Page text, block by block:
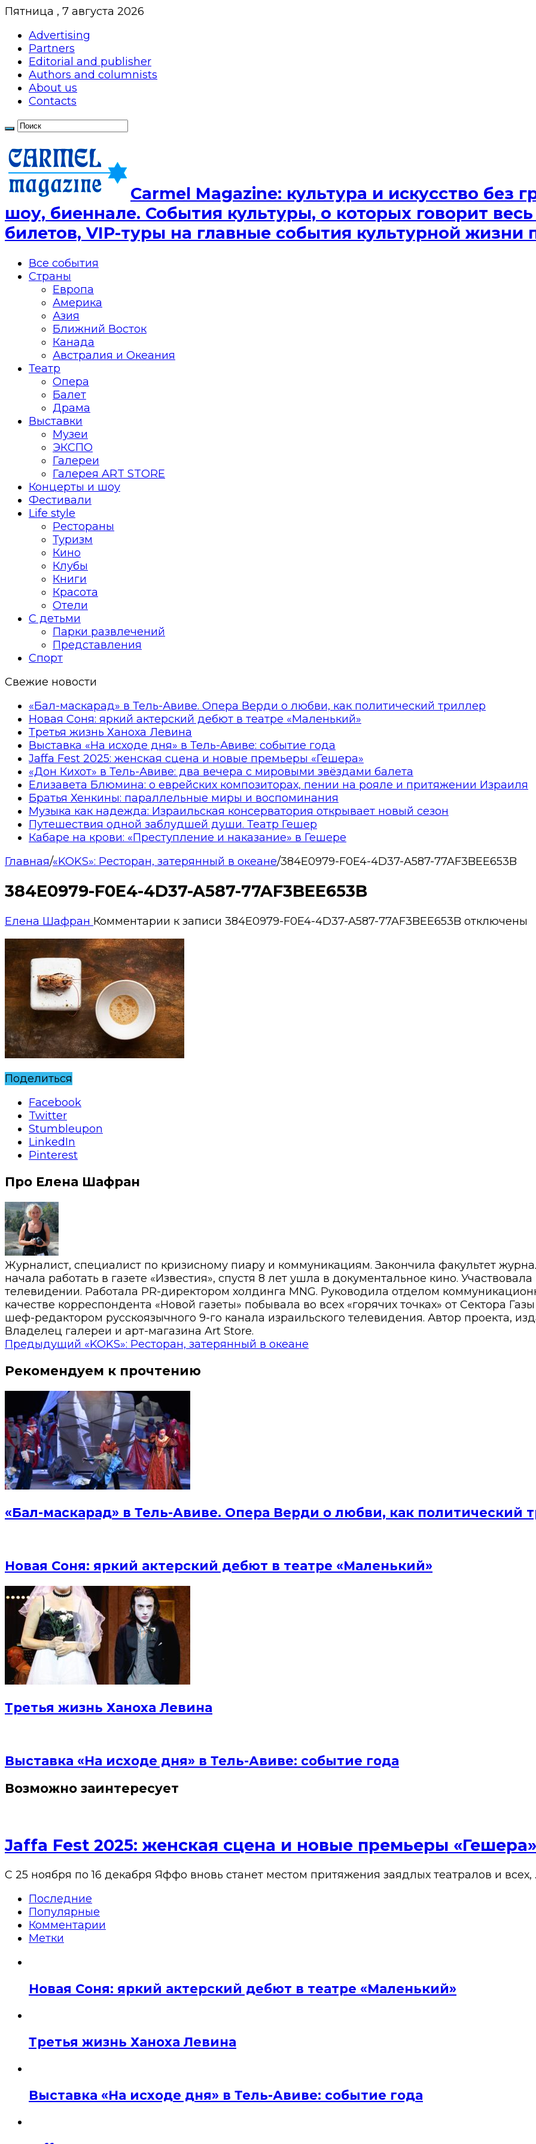
Пятница , 7 августа 2026
Advertising
Partners
Editorial and publisher
Authors and columnists
About us
Contacts
Сarmel Magazine: культура и искусство
шоу, биеннале. События культуры, о которых говорит
билетов, VIP-туры на главные события культурной жизни
Все события
Страны
Европа
Америка
Азия
Ближний Восток
Канада
Австралия и Океания
Театр
Опера
Балет
Драма
Выставки
Музеи
ЭКСПО
Галереи
Галерея ART STORE
Концерты и шоу
Фестивали
Life style
Рестораны
Туризм
Кино
Клубы
Книги
Красота
Отели
С детьми
Парки развлечений
Представления
Спорт
Свежие новости
«Бал-маскарад» в Тель-Авиве. Опера Верди о любви, как политический триллер
Новая Соня: яркий актерский дебют в театре «Маленький»
Третья жизнь Ханоха Левина
Выставка «На исходе дня» в Тель-Авиве: событие года
Jaffa Fest 2025: женская сцена и новые премьеры «Гешера»
«Дон Кихот» в Тель-Авиве: два вечера с мировыми звёздами балета
Елизавета Блюмина: о еврейских композиторах, пении на рояле и притяжении Израиля
Братья Хенкины: параллельные миры и воспоминания
Музыка как надежда: Израильская консерватория открывает новый сезон
Путешествия одной заблудшей души. Театр Гешер
Кабаре на крови: «Преступление и наказание» в Гешере
Главная/«KOKS»: Ресторан, затерянный в океане/384E0979-F0E4-4D37-A587-77AF3BEE653B
384E0979-F0E4-4D37-A587-77AF3BEE653B
Елена Шафран Комментарии к записи 384E0979-F0E4-4D37-A587-77AF3BEE653B отключены
Поделиться
Facebook
Twitter
Stumbleupon
LinkedIn
Pinterest
Про Елена Шафран
Журналист, специалист по кризисному пиару и коммуникациям. Закончила факультет
начала работать в газете «Известия», спустя 8 лет ушла в документальное кино.
телевидении. Работала PR-директором холдинга MNG. Руководила отделом
качестве корреспондента «Новой газеты» побывала во всех «горячих точках» от Сектора
шеф-редактором русскоязычного 9-го канала израильского телевидения. Автор проекта,
Владелец галереи и арт-магазина Art Store.
Предыдущий «KOKS»: Ресторан, затерянный в океане
Рекомендуем к прочтению
«Бал-маскарад» в Тель-Авиве. Опера Верди о любви, как политический
Новая Соня: яркий актерский дебют в театре «Маленький»
Третья жизнь Ханоха Левина
Выставка «На исходе дня» в Тель-Авиве: событие года
Возможно заинтересует
Jaffa Fest 2025: женская сцена и новые премьеры «Гешера»
С 25 ноября по 16 декабря Яффо вновь станет местом притяжения заядлых театралов и всех,
Последние
Популярные
Комментарии
Метки
Новая Соня: яркий актерский дебют в театре «Маленький»
Третья жизнь Ханоха Левина
Выставка «На исходе дня» в Тель-Авиве: событие года